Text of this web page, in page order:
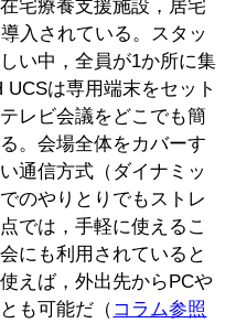
宅療養支援施設，居宅
入されている。スタッ
い中，全員が1か所に集
は専用端末をセット
レビ会議をどこでも簡
。会場全体をカバーす
通信方式（ダイナミッ
のやりとりでもストレ
では，手軽に使えるこ
にも利用されていると
えば，外出先からPCや
も可能だ（ コラム参照